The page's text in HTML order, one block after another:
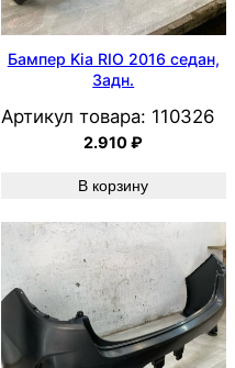
Бампер Kia RIO 2016 седан,
Задн.
Артикул товара: 110326
2.910₽
В корзину